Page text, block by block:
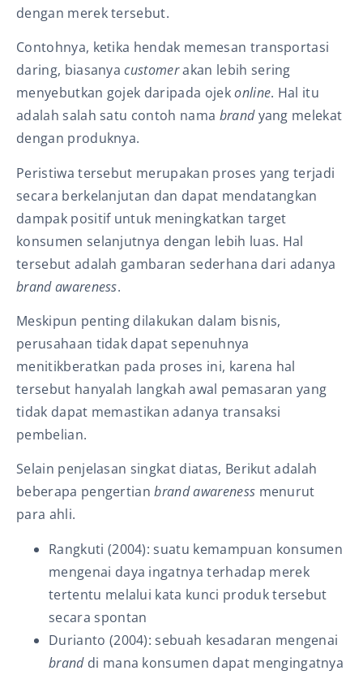
dengan merektersebut.
Contohnya, ketika hendak memesan transportasi
daring, biasanyacustomerakan lebih sering
menyebutkan gojek daripada ojekonline. Hal itu
adalah salah satu contoh nama brandyang melekat
dengan produknya.
Peristiwa tersebut merupakan proses yang terjadi
secara berkelanjutan dan dapat mendatangkan
dampak positif untuk meningkatkan target
konsumen selanjutnya dengan lebih luas. Hal
tersebut adalah gambaran sederhana dari adanya
brand awareness.
Meskipun penting dilakukan dalam bisnis,
perusahaan tidak dapat sepenuhnya
menitikberatkan pada proses ini, karena hal
tersebut hanyalah langkah awal pemasaran yang
tidak dapat memastikan adanya transaksi
pembelian.
Selain penjelasan singkat diatas, Berikut adalah
beberapa pengertianbrand awareness menurut
para ahli.
Rangkuti (2004): suatu kemampuan konsumen
mengenai daya ingatnya terhadap merek
tertentu melalui kata kunci produk tersebut
secara spontan
Durianto (2004): sebuah kesadaran mengenai
brand di mana konsumen dapat mengingatnya